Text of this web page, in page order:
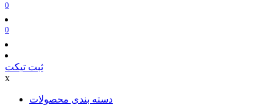
0
0
ثبت تیکت
x
دسته بندی محصولات